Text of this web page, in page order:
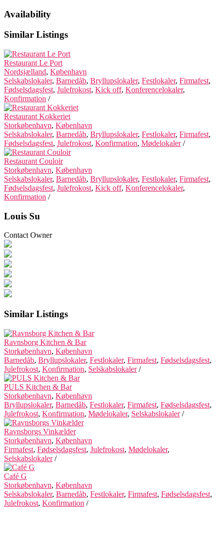
Availability
Similar Listings
Restaurant Le Port
Nordsjælland, København
Selskabslokaler, Barnedåb, Bryllupslokaler, Festlokaler, Firmafest,
Fødselsdagsfest, Julefrokost, Kick off, Konferencelokaler,
Konfirmation /
Restaurant Kokkeriet
Storkøbenhavn, København
Selskabslokaler, Barnedåb, Bryllupslokaler, Festlokaler, Firmafest,
Fødselsdagsfest, Julefrokost, Konfirmation, Mødelokaler/
Restaurant Couloir
Storkøbenhavn, København
Selskabslokaler, Barnedåb, Bryllupslokaler, Festlokaler, Firmafest,
Fødselsdagsfest, Julefrokost, Kick off, Konferencelokaler,
Konfirmation /
Louis Su
Contact Owner
Similar Listings
Ravnsborg Kitchen & Bar
Storkøbenhavn, København
Barnedåb, Bryllupslokaler, Festlokaler, Firmafest, Fødselsdagsfest,
Julefrokost, Konfirmation, Selskabslokaler/
PULS Kitchen & Bar
Storkøbenhavn, København
Bryllupslokaler, Barnedåb, Festlokaler, Firmafest, Fødselsdagsfest,
Julefrokost, Konfirmation, Mødelokaler, Selskabslokaler/
Ravnsborgs Vinkælder
Storkøbenhavn, København
Firmafest, Fødselsdagsfest, Julefrokost, Mødelokaler,
Selskabslokaler/
Café G
Storkøbenhavn, København
Selskabslokaler, Barnedåb, Festlokaler, Firmafest, Fødselsdagsfest,
Julefrokost, Konfirmation /